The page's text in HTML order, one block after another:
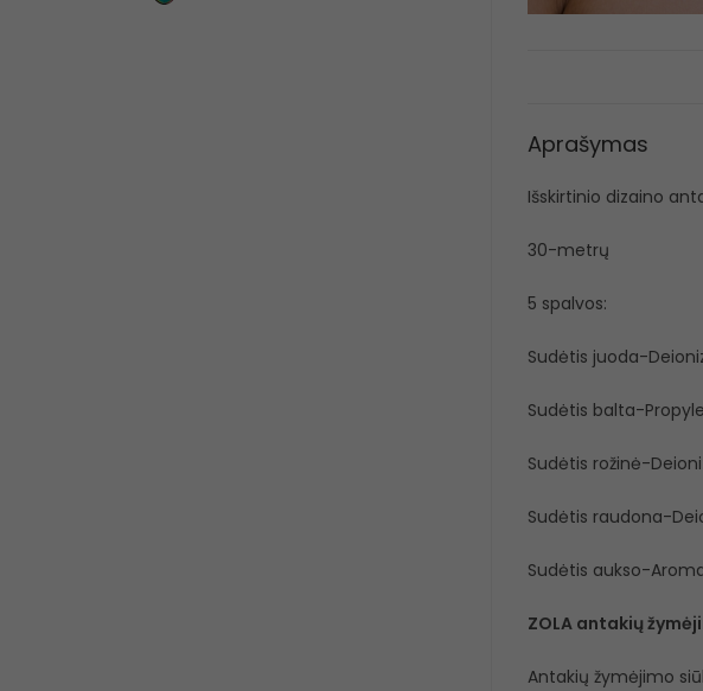
Aprašymas
Išskirtinio dizaino
30-metrų
5 spalvos:
Sudėtis juoda-
Sudėtis balta-
Sudėtis rožinė-
Sudėtis raudona-
Sudėtis aukso-
ZOLA antakių
Antakių žymėjimo